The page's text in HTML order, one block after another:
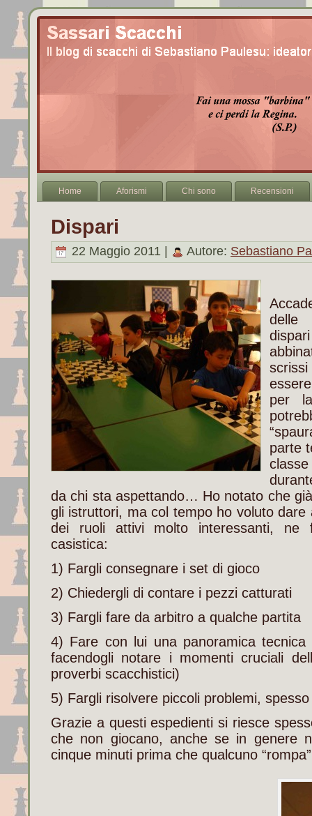
Home Aforismi Chi sono Recensioni
Dispari
22 Maggio 2011 | Autore: Sebastiano
delle
per
parte
da chi sta aspettando… Ho notato che
gli istruttori, ma col tempo ho voluto dare
dei ruoli attivi molto interessanti, ne
casistica:
1) Fargli consegnare i set di gioco
2) Chiedergli di contare i pezzi catturati
3) Fargli fare da arbitro a qualche partita
4) Fare con lui una panoramica
facendogli notare i momenti cruciali
proverbi scacchistici)
5) Fargli risolvere piccoli problemi,
Grazie a questi espedienti si riesce
che non giocano, anche se in genere
cinque minuti prima che qualcuno